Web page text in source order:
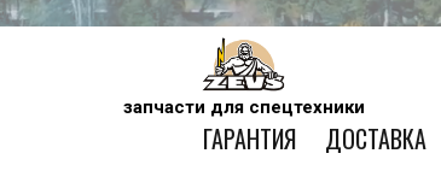
запчасти для спецтехники
ГАРАНТИЯ ДОСТАВКА